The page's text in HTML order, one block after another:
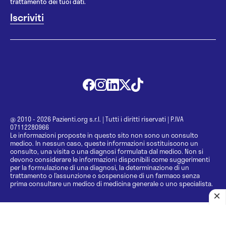
@ 2010 - 2026 Pazienti.org s.r.l. | Tutti i diritti riservati | P.IVA
07112280966
Le informazioni proposte in questo sito non sono un consulto
medico. In nessun caso, queste informazioni sostituiscono un
consulto, una visita o una diagnosi formulata dal medico. Non si
devono considerare le informazioni disponibili come suggerimenti
per la formulazione di una diagnosi, la determinazione di un
trattamento o l’assunzione o sospensione di un farmaco senza
prima consultare un medico di medicina generale o uno specialista.